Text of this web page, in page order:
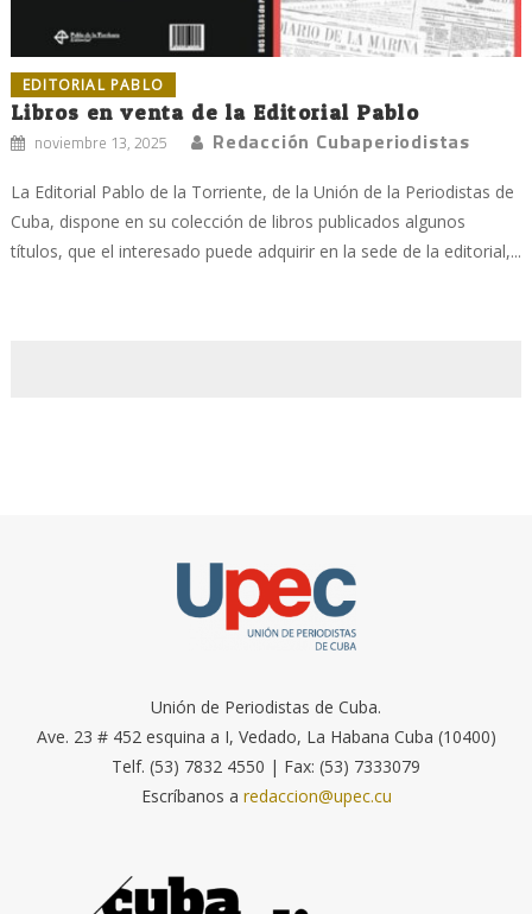
EDITORIAL PABLO
Libros en venta de la Editorial Pablo
noviembre 13, 2025 Redacción Cubaperiodistas
La Editorial Pablo de la Torriente, de la Unión de la Periodistas de
Cuba, dispone en su colección de libros publicados algunos
títulos, que el interesado puede adquirir en la sede de la editorial,...
Unión de Periodistas de Cuba.
Ave. 23 # 452 esquina a I, Vedado, La Habana Cuba (10400)
Telf. (53) 7832 4550 | Fax: (53) 7333079
Escríbanos a redaccion@upec.cu